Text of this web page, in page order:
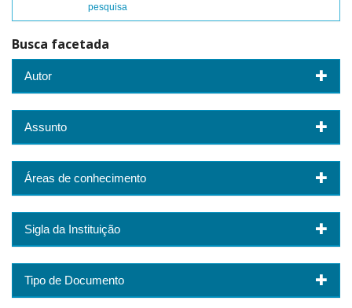
pesquisa
Busca facetada
Autor
Assunto
Áreas de conhecimento
Sigla da Instituição
Tipo de Documento